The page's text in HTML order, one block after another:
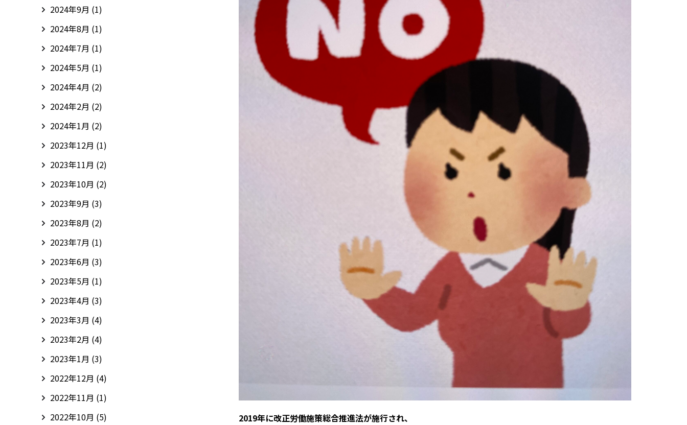
2019年に改正労働施策総合推進法が施行され、
2024年9月 (1)
2024年8月 (1)
2024年7月 (1)
2024年5月 (1)
2024年4月 (2)
2024年2月 (2)
2024年1月 (2)
2023年12月 (1)
2023年11月 (2)
2023年10月 (2)
2023年9月 (3)
2023年8月 (2)
2023年7月 (1)
2023年6月 (3)
2023年5月 (1)
2023年4月 (3)
2023年3月 (4)
2023年2月 (4)
2023年1月 (3)
2022年12月 (4)
2022年11月 (1)
2022年10月 (5)